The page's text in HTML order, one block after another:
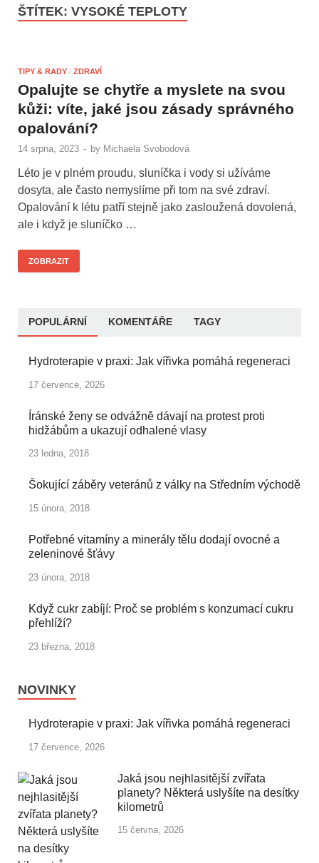
ŠTÍTEK: VYSOKÉ TEPLOTY
TIPY & RADY / ZDRAVÍ
Opalujte se chytře a myslete na svou
kůži: víte, jaké jsou zásady správného
opalování?
14 srpna, 2023 - by Michaela Svobodová
Léto je v plném proudu, sluníčka i vody si užíváme
dosyta, ale často nemyslíme při tom na své zdraví.
Opalování k létu patří stejně jako zasloužená dovolená,
ale i když je sluníčko …
ZOBRAZIT
POPULÁRNÍ KOMENTÁŘE TAGY
Hydroterapie v praxi: Jak vířivka pomáhá regeneraci
17 července, 2026
Íránské ženy se odvážně dávají na protest proti
hidžábům a ukazují odhalené vlasy
23 ledna, 2018
Šokující záběry veteránů z války na Středním východě
15 února, 2018
Potřebné vitamíny a minerály tělu dodají ovocné a
zeleninové šťávy
23 února, 2018
Když cukr zabíjí: Proč se problém s konzumací cukru
přehlíží?
23 března, 2018
NOVINKY
Hydroterapie v praxi: Jak vířivka pomáhá regeneraci
17 července, 2026
Jaká jsou nejhlasitější zvířata
planety? Některá uslyšíte na desítky
kilometrů
15 června, 2026